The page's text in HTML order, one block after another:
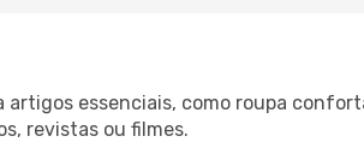
essenciais, como roupa
revistas ou filmes.